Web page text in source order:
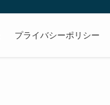
プライバシーポリシー